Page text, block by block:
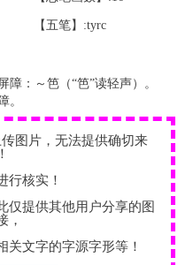
【五笔】:tyrc
：～笆（“笆”读轻声）。
。
图片，无法提供确切来
行核实！
仅提供其他用户分享的图
，
关文字的字源字形等！